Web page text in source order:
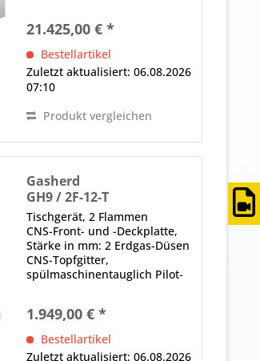
Drehknopfbedienung, 30
Leistungsstufen einstellbar,
Temperaturregelung,
elektronischer...
21.425,00 € *
Bestellartikel
Zuletzt aktualisiert: 06.08.2026
07:10
Produkt vergleichen
Gasherd
GH9 / 2F-12-T
Tischgerät, 2 Flammen
CNS-Front- und -Deckplatte,
Stärke in mm: 2 Erdgas-Düsen
CNS-Topfgitter,
spülmaschinentauglich Pilot-
1.949,00 € *
Bestellartikel
Zuletzt aktualisiert: 06.08.2026